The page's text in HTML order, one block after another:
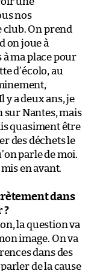
nos
On prend
on joue à
à ma place pour
d’écolo, au
y a deux ans, je
sur Nantes, mais
quasiment être
des déchets le
parle de moi.
en avant.
dans
?
la question va
image. On va
dans des
de la cause